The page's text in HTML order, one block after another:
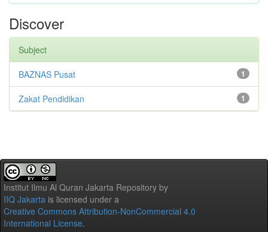
Discover
Subject
1
BAZNAS Pusat
1
Zakat Pendidikan
Institut Ilmu Al Quran Jakarta Repository by
IIQ Jakarta is licensed under a
Creative Commons Attribution-NonCommercial 4.0
International License.